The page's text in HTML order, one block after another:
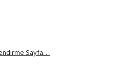
Sayfa…